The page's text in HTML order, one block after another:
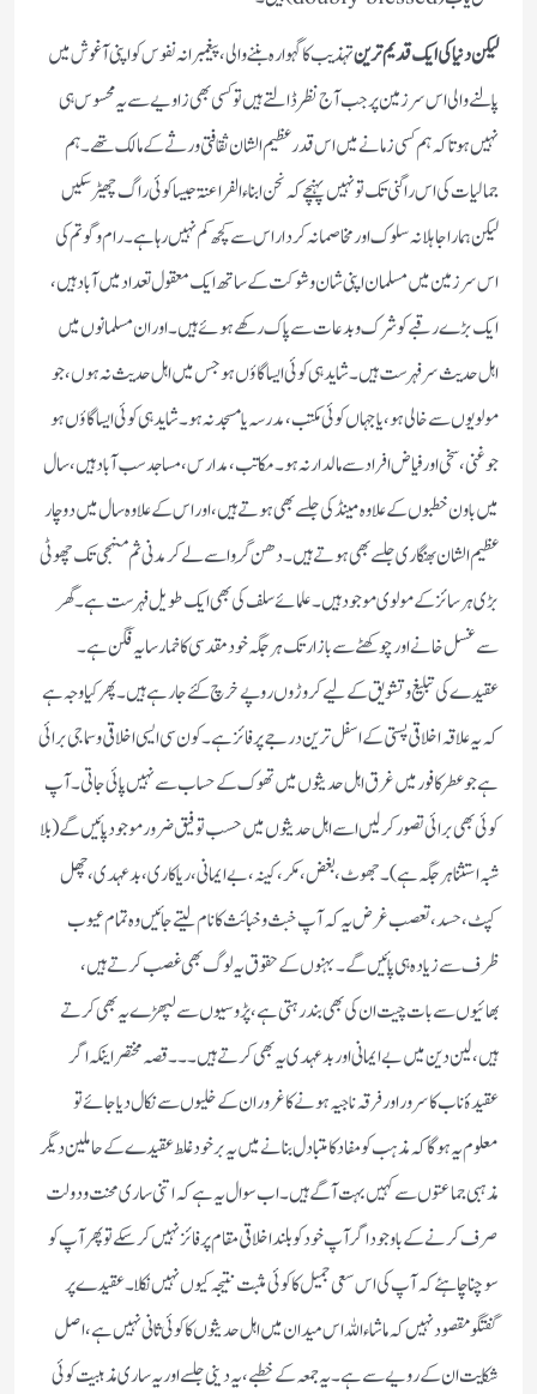
لیکن دنیا کی ایک قدیم ترینتہذیب کا گہوارہ بننے والی، پیغمبرانہ نفوس کو اپنی آغوش میں
پالنے والی اس سرزمین پر جب آج نظر ڈالتے ہیں تو کسی بھی زاویے سے یہ محسوس ہی
نہیں ہوتا کہ ہم کسی زمانے میں اس قدر عظیم الشان ثقافتی ورثے کے مالک تھے۔ ہم
جمالیات کی اس راگنی تک تو نہیں پہنچے کہ نحن ابناء الفراعنۃ جیسا کوئی راگ چھیڑ سکیں
لیکن ہمارا جاہلانہ سلوک اور مخاصمانہ کردار اس سے کچھ کم نہیں رہا ہے۔ رام و گوتم کی
اس سرزمین میں مسلمان اپنی شان و شوکت کے ساتھ ایک معقول تعداد میں آباد ہیں،
ایک بڑے رقبے کو شرک و بدعات سے پاک رکھے ہوئے ہیں۔ اور ان مسلمانوں میں
اہل حدیث سر فہرست ہیں۔ شاید ہی کوئی ایسا گاؤں ہو جس میں اہل حدیث نہ ہوں، جو
مولویوں سے خالی ہو، یا جہاں کوئی مکتب، مدرسہ یا مسجد نہ ہو۔ شاید ہی کوئی ایسا گاؤں ہو
جو غنی، سخی اور فیاض افراد سے مالدار نہ ہو۔ مکاتب، مدارس، مساجد سب آباد ہیں، سال
میں باون خطبوں کے علاوہ مینڈکی جلسے بھی ہوتے ہیں، اور اس کے علاوہ سال میں دو چار
عظیم الشان بھنگاری جلسے بھی ہوتے ہیں۔ دھن گِروا سے لے کر مدنی ثم منہجی تک چھوٹی
بڑی ہر سائز کے مولوی موجود ہیں۔ علمائے سلف کی بھی ایک طویل فہرست ہے۔ گھر
سے غسل خانے اور چوکھٹے سے بازار تک ہر جگہ خود مقدسی کا خمار سایہ فگن ہے۔
عقیدے کی تبلیغ و تشویق کے لیے کروڑوں روپے خرچ کئے جا رہے ہیں۔ پھر کیا وجہ ہے
کہ یہ علاقہ اخلاقی پستی کے اسفل ترین درجے پر فائز ہے۔ کون سی ایسی اخلاقی و سماجی برائی
ہے جو عطر کافور میں غرق اہل حدیثوں میں تھوک کے حساب سے نہیں پائی جاتی۔آپ
کوئی بھی برائی تصور کر لیں اسے اہل حدیثوں میں حسب توفیق ضرور موجود پائیں گے (بلا
شبہ استثنا ہر جگہ ہے)۔ جھوٹ، بغض، مکر، کینہ، بے ایمانی، ریاکاری، بد عہدی، چھل
کپٹ، حسد، تعصب غرض یہ کہ آپ خبث و خبائث کا نام لیتے جائیں وہ تمام عیوب
ظرف سے زیادہ ہی پائیں گے۔ بہنوں کے حقوق یہ لوگ بھی غصب کرتے ہیں،
بھائیوں سے بات چیت ان کی بھی بند رہتی ہے، پڑوسیوں سے لپھڑے یہ بھی کرتے
ہیں، لین دین میں بے ایمانی اور بدعہدی یہ بھی کرتے ہیں۔۔۔ قصہ مختصر اینکہ اگر
عقیدۂ ناب کا سرور اور فرقہ ناجیہ ہونے کا غرور ان کے خلیوں سے نکال دیا جائے تو
معلوم یہ ہوگا کہ مذہب کو مفاد کا متبادل بنانے میں یہ برخود غلط عقیدے کے حاملین دیگر
مذہبی جماعتوں سے کہیں بہت آگے ہیں۔ اب سوال یہ ہے کہ اتنی ساری محنت و دولت
صرف کرنے کے باوجود اگر آپ خود کو بلند اخلاقی مقام پر فائز نہیں کرسکے تو پھر آپ کو
سوچنا چاہئے کہ آپ کی اس سعی جمیل کا کوئی مثبت نتیجہ کیوں نہیں نکلا۔ عقیدے پر
گفتگو مقصود نہیں کہ ماشاء اللہ اس میدان میں اہل حدیثوں کا کوئی ثانی نہیں ہے، اصل
شکایت ان کےرویے سے ہے۔ یہ جمعہ کے خطبے، یہ دینی جلسے اور یہ ساری مذہبیت کوئی